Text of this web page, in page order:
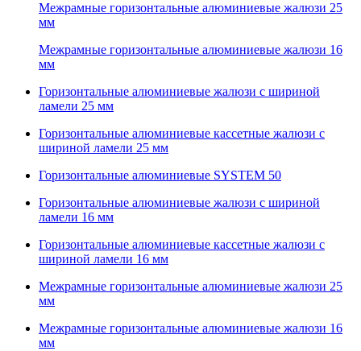
Межрамные горизонтальные алюминиевые жалюзи 25
мм
Межрамные горизонтальные алюминиевые жалюзи 16
мм
Горизонтальные алюминиевые жалюзи с шириной
ламели 25 мм
Горизонтальные алюминиевые кассетные жалюзи с
шириной ламели 25 мм
Горизонтальные алюминиевые SYSTEM 50
Горизонтальные алюминиевые жалюзи с шириной
ламели 16 мм
Горизонтальные алюминиевые кассетные жалюзи с
шириной ламели 16 мм
Межрамные горизонтальные алюминиевые жалюзи 25
мм
Межрамные горизонтальные алюминиевые жалюзи 16
мм